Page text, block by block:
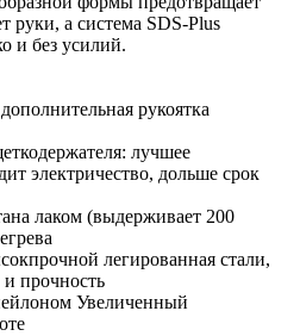
руки, а система SDS-Plus
и без усилий.
рукоятка
лучшее
электричество, дольше срок
лаком (выдерживает 200
легированная стали,
прочность
Увеличенный